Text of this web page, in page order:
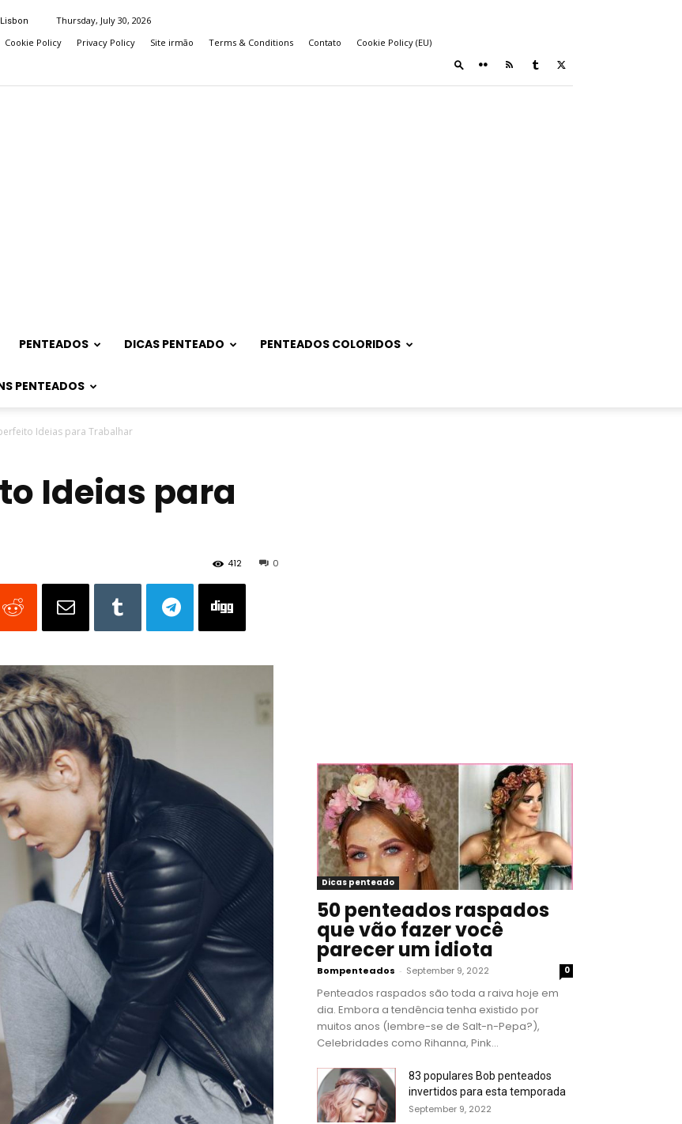
Lisbon
Thursday, July 30, 2026
Cookie Policy Privacy Policy Site irmão Terms & Conditions Contato Cookie Policy (EU)
PENTEADOS DICAS PENTEADO PENTEADOS COLORIDOS
PENTEADOS
Ideias para Trabalhar
Ideias para
0
412
Dicas penteado
50 penteados raspados
que vão fazer você
parecer um idiota
Bompenteados - September 9, 2022 0
Penteados raspados são toda a raiva hoje em
dia. Embora a tendência tenha existido por
muitos anos (lembre-se de Salt-n-Pepa?),
Celebridades como Rihanna, Pink...
83 populares Bob penteados
invertidos para esta temporada
September 9, 2022